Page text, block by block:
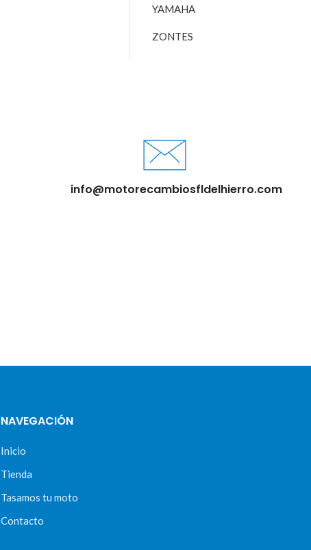
YAMAHA
ZONTES
info@motorecambiosfldelhierro.com
NAVEGACIÓN
Inicio
Tienda
Tasamos tu moto
Contacto